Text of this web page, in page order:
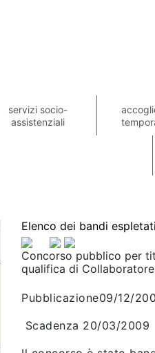
servizi socio-
assistenziali
Elenco dei bandi espletati
Concorso pubblico per
qualifica di
Pubblicazione09/12/
Scadenza 20/03/2009